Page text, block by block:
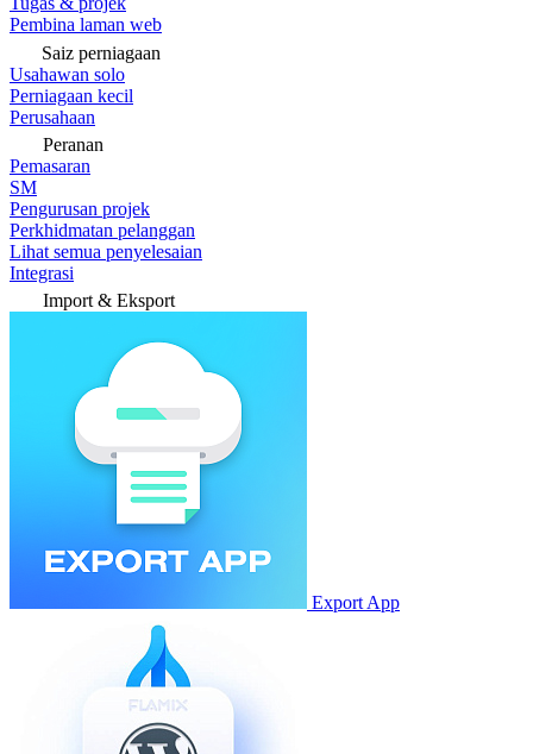
Pembina laman web
Saiz perniagaan
Usahawan solo
Perniagaan kecil
Perusahaan
Peranan
Pemasaran
SM
Pengurusan projek
Perkhidmatan pelanggan
Lihat semua penyelesaian
Integrasi
Import & Eksport
Export App